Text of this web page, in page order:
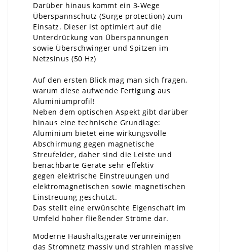
Darüber hinaus kommt ein 3-Wege
Überspannschutz (Surge protection) zum
Einsatz. Dieser ist optimiert auf die
Unterdrückung von Überspannungen
sowie Überschwinger und Spitzen im
Netzsinus (50 Hz)
Auf den ersten Blick mag man sich fragen,
warum diese aufwende Fertigung aus
Aluminiumprofil!
Neben dem optischen Aspekt gibt darüber
hinaus eine technische Grundlage:
Aluminium bietet eine wirkungsvolle
Abschirmung gegen magnetische
Streufelder, daher sind die Leiste und
benachbarte Geräte sehr effektiv
gegen elektrische Einstreuungen und
elektromagnetischen sowie magnetischen
Einstreuung geschützt.
Das stellt eine erwünschte Eigenschaft im
Umfeld hoher fließender Ströme dar.
Moderne Haushaltsgeräte verunreinigen
das Stromnetz massiv und strahlen massive